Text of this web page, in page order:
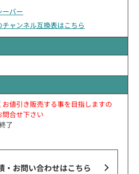
ーバー
ャンネル互換表はこちら
値引き販売する事を目指しますの
合せ下さい
了
・お問い合わせはこちら